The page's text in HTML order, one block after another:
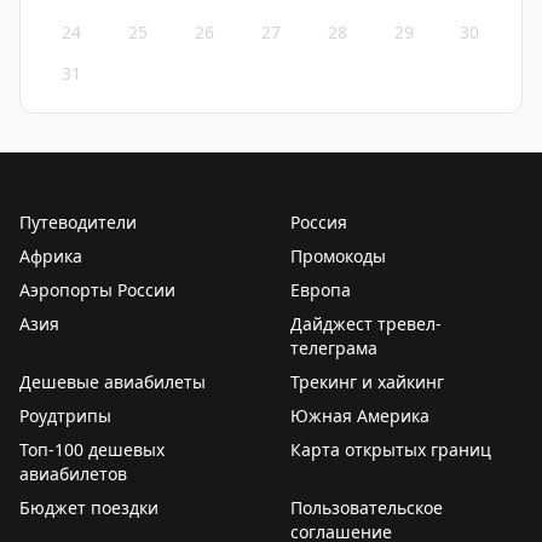
24
25 26 27 28 29
30
31
Путеводители
Россия
Африка
Промокоды
Аэропорты России
Европа
Азия
Дайджест тревел-
телеграма
Дешевые авиабилеты
Трекинг и хайкинг
Роудтрипы
Южная Америка
Топ-100 дешевых
авиабилетов
Карта открытых границ
Бюджет поездки
Пользовательское
соглашение